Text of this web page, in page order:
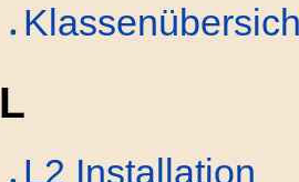
L
L2 Installation